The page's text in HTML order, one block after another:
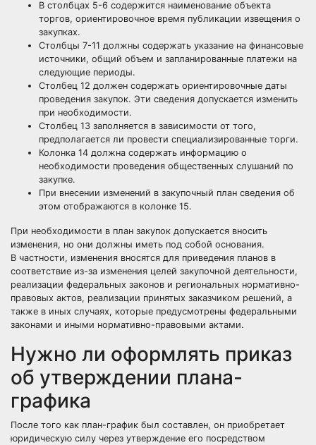
В столбцах 5-6 содержится наименование объекта
торгов, ориентировочное время публикации извещения о
закупках.
Столбцы 7-11 должны содержать указание на финансовые
источники, общий объем и запланированные платежи на
следующие периоды.
Столбец 12 должен содержать ориентировочные даты
проведения закупок. Эти сведения допускается изменить
при необходимости.
Столбец 13 заполняется в зависимости от того,
предполагается ли провести специализированные торги.
Колонка 14 должна содержать информацию о
необходимости проведения общественных слушаний по
закупке.
При внесении изменений в закупочный план сведения об
этом отображаются в колонке 15.
При необходимости в план закупок допускается вносить
изменения, но они должны иметь под собой основания.
В частности, изменения вносятся для приведения планов в
соответствие из-за изменения целей закупочной деятельности,
реализации федеральных законов и региональных нормативно-
правовых актов, реализации принятых заказчиком решений, а
также в иных случаях, которые предусмотрены федеральными
законами и иными нормативно-правовыми актами.
Нужно ли оформлять приказ
об утверждении плана-
графика
После того как план-график был составлен, он приобретает
юридическую силу через утверждение его посредством